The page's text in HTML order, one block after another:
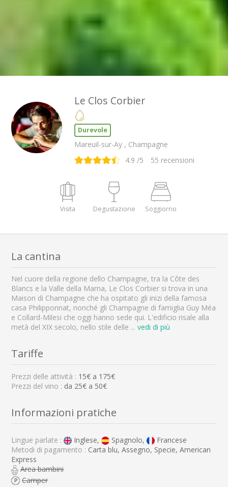
Le Clos Corbier
Durevole
Mareuil-sur-Ay , Champagne
4.9 /5 55 recensioni
Visita Degustazione Soggiorno
La cantina
Nel cuore della regione dello Champagne, tra la Côte des
Blancs e la Valle della Marna, Le Clos Corbier si trova in una
Maison di Champagne che ha ospitato gli inizi della famosa
casa Philipponnat, nonché gli Champagne di famiglia Guy Méa
e Collard-Milesi che oggi hanno sede qui. L'edificio risale alla
metà del XIX secolo, nello stile delle ... vedi di più
Tariffe
Prezzi delle attività : 15€ a 175€
Prezzi del vino : da 25€ a 50€
Informazioni pratiche
Lingue parlate : Inglese, Spagnolo,
Francese
Metodi di pagamento : Carta blu, Assegno, Specie, American
Express
Area bambini
Camper